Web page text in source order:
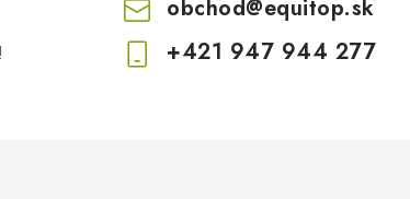
obchod@equitop.sk
+421 947 944 277